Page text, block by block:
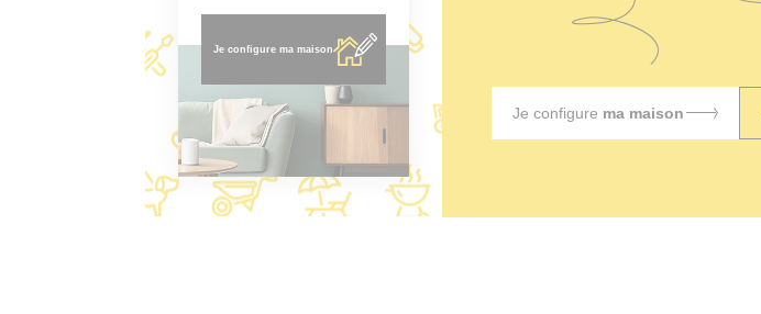
Je configure ma maison
Je configure ma maison